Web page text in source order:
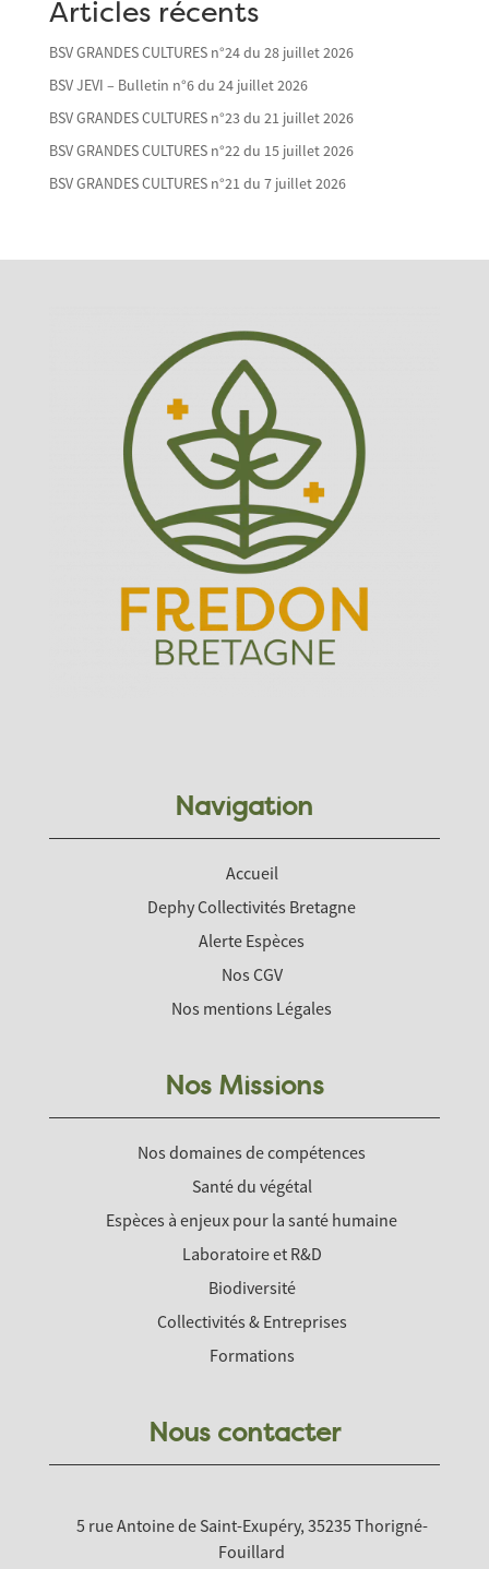
Articles récents
BSV GRANDES CULTURES n°24 du 28 juillet 2026
BSV JEVI – Bulletin n°6 du 24 juillet 2026
BSV GRANDES CULTURES n°23 du 21 juillet 2026
BSV GRANDES CULTURES n°22 du 15 juillet 2026
BSV GRANDES CULTURES n°21 du 7 juillet 2026
Navigation
Accueil
Dephy Collectivités Bretagne
Alerte Espèces
Nos CGV
Nos mentions Légales
Nos Missions
Nos domaines de compétences
Santé du végétal
Espèces à enjeux pour la santé humaine
Laboratoire et R&D
Biodiversité
Collectivités & Entreprises
Formations
Nous contacter
5 rue Antoine de Saint-Exupéry, 35235 Thorigné-
Fouillard